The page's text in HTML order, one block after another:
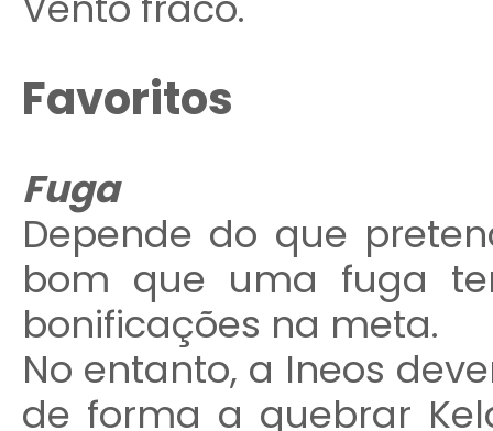
Favoritos
Fuga
Depende do que
bom que uma fuga
bonificações na meta.
No entanto, a Ineos
de forma a quebrar